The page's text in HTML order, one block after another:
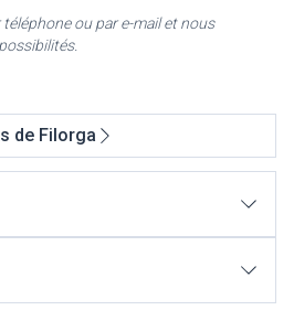
ou par e-mail et nous
de Filorga